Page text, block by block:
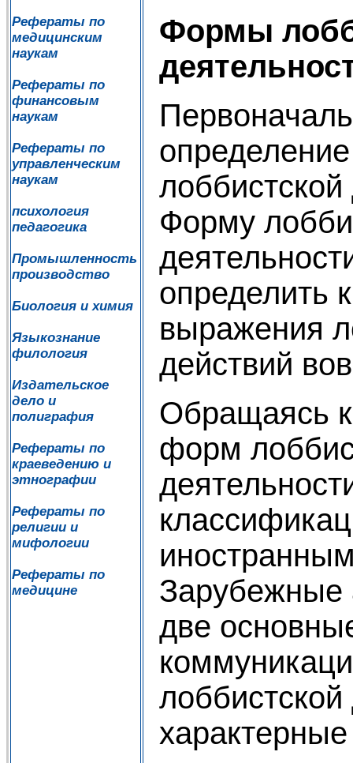
Рефераты по
медицинским
наукам
Рефераты по
финансовым
наукам
Рефераты по
управленческим
наукам
психология
педагогика
Промышленность
производство
Биология и химия
Языкознание
филология
Издательское
дело и
полиграфия
Рефераты по
краеведению и
этнографии
Рефераты по
религии и
мифологии
Рефераты по
медицине
Формы
Форму
определить
выражения
действий
Обращаясь
форм
Зарубежные
две